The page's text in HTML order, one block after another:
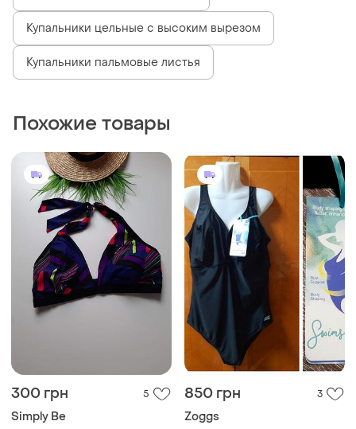
Купальники цельные с высоким вырезом
Купальники пальмовые листья
Похожие товары
300 грн 5
Simply Be
850 грн 3
Zoggs